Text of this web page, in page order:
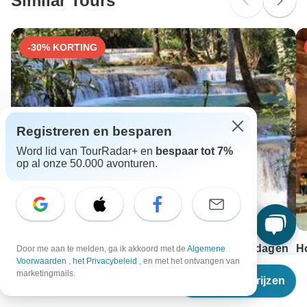
Vanaf
Reisdata & prijzen
Door teken veroorzaakte encefalitis - Aanbevolen voor
-30% KORTING
Culturele hoofdsteden van Zuidoost-Azië - 21 dagen
21 days •4,8 (6)
EUR 1579
Registreren en besparen
Word lid van TourRadar+ en bespaar tot 7%
op al onze 50.000 avonturen.
Door me aan te melden, ga ik akkoord met de Algemene
Voorwaarden , het Privacybeleid , en met het ontvangen van
marketingmails.